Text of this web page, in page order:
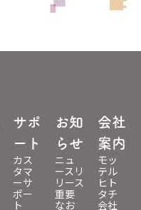
サポ
ート
カス
タマ
ーサ
ポー
ト
お知
らせ
ニュ
ースリ
リース
重要
なお
会社
案内
モッ
テル
ヒト
タチ
会社